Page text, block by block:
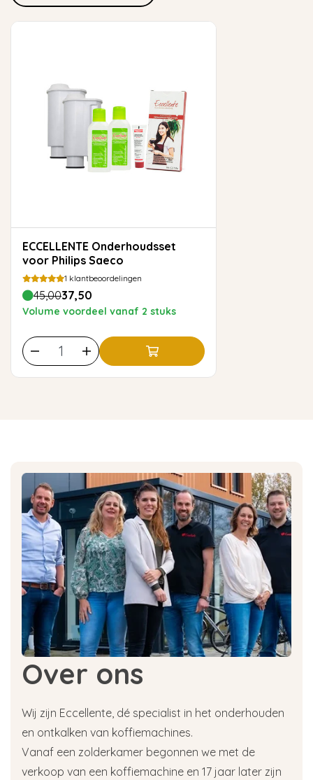
ECCELLENTE Onderhoudsset
voor Philips Saeco
1 klantbeoordelingen
45,0037,50
Volume voordeel vanaf 2 stuks
Over ons
Wij zijn Eccellente, dé specialist in het onderhouden
en ontkalken van koffiemachines.
Vanaf een zolderkamer begonnen we met de
verkoop van een koffiemachine en 17 jaar later zijn